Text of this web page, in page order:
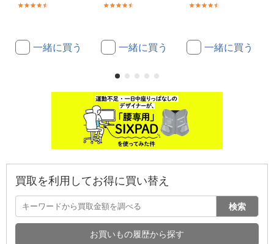
一緒に買う 一緒に買う 一緒に買う
買取を利用してお得に買い替え
検索
お買いもの履歴から探す